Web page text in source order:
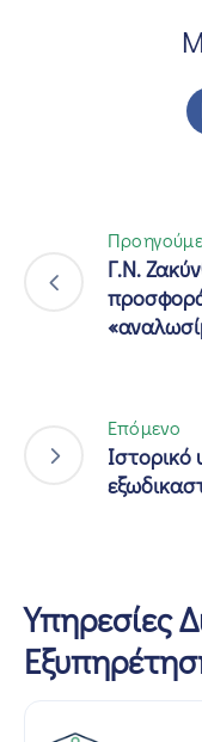
Γ.Ν.
Επόμενο
Υπηρεσίες